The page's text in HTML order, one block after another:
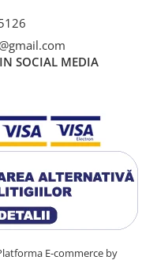
SOCIAL MEDIA
E-commerce by